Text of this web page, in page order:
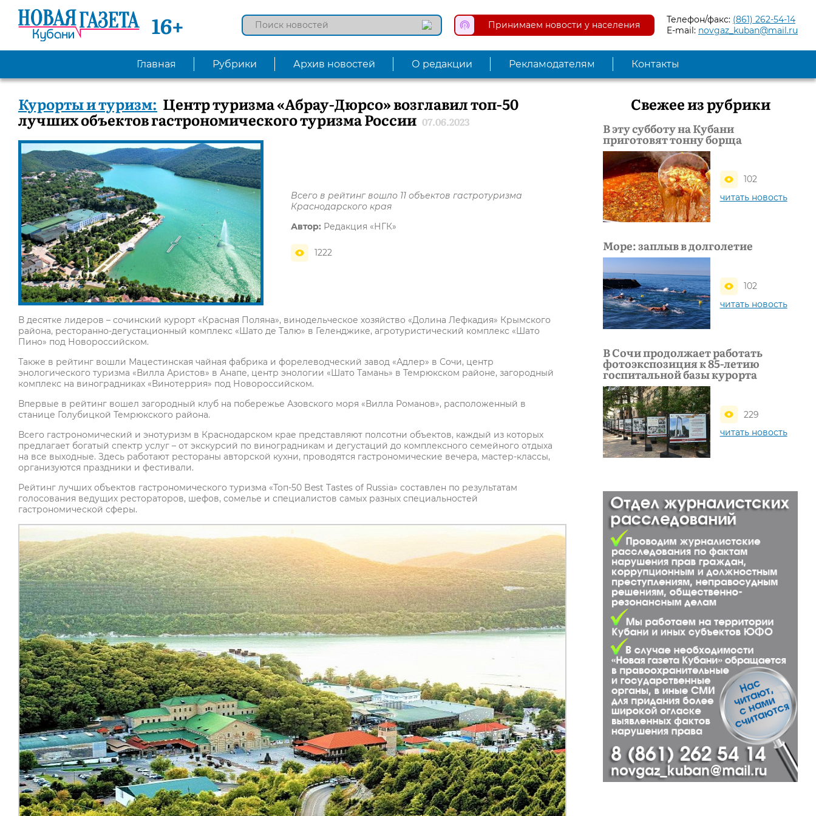
16+ Принимаем новости у населения Телефон/факс: (861) 262-54-14
E-mail: novgaz_kuban@mail.ru
Главная Рубрики Архив новостей О редакции Рекламодателям Контакты
Курорты и туризм: Центр туризма «Абрау-Дюрсо» возглавил топ-50
лучших объектов гастрономического туризма России 07.06.2023
Всего в рейтинг вошло 11 объектов гастротуризма
Краснодарского края
Автор: Редакция «НГК»
1222
В десятке лидеров – сочинский курорт «Красная Поляна», винодельческое хозяйство «Долина Лефкадия» Крымского
района, ресторанно-дегустационный комплекс «Шато де Талю» в Геленджике, агротуристический комплекс «Шато
Пино» под Новороссийском.
Также в рейтинг вошли Мацестинская чайная фабрика и форелеводческий завод «Адлер» в Сочи, центр
энологического туризма «Вилла Аристов» в Анапе, центр энологии «Шато Тамань» в Темрюкском районе, загородный
комплекс на виноградниках «Винотеррия» под Новороссийском.
Впервые в рейтинг вошел загородный клуб на побережье Азовского моря «Вилла Романов», расположенный в
станице Голубицкой Темрюкского района.
Всего гастрономический и энотуризм в Краснодарском крае представляют полсотни объектов, каждый из которых
предлагает богатый спектр услуг – от экскурсий по виноградникам и дегустаций до комплексного семейного отдыха
на все выходные. Здесь работают рестораны авторской кухни, проводятся гастрономические вечера, мастер-классы,
организуются праздники и фестивали.
Рейтинг лучших объектов гастрономического туризма «Топ-50 Best Tastes of Russia» составлен по результатам
голосования ведущих рестораторов, шефов, сомелье и специалистов самых разных специальностей
гастрономической сферы.
Свежее из рубрики
В эту субботу на Кубани
приготовят тонну борща
102
читать новость
Море: заплыв в долголетие
102
читать новость
В Сочи продолжает работать
фотоэкспозиция к 85-летию
госпитальной базы курорта
229
читать новость